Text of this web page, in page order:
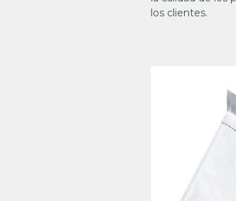
los clientes.